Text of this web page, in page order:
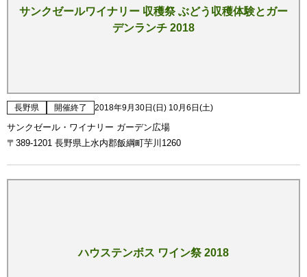
サンクゼールワイナリー 収穫祭 ぶどう収穫体験とガー
デンランチ 2018
長野県 開催終了 2018年9月30日(日) 10月6日(土)
サンクゼール・ワイナリー ガーデン広場
〒389-1201 長野県上水内郡飯綱町芋川1260
ハウステンボス ワイン祭 2018